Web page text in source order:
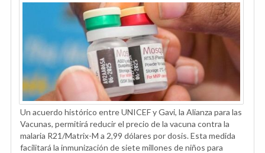
Un acuerdo histórico entre UNICEF y Gavi, la Alianza para las
Vacunas, permitirá reducir el precio de la vacuna contra la
malaria R21/Matrix-M a 2,99 dólares por dosis. Esta medida
facilitará la inmunización de siete millones de niños para